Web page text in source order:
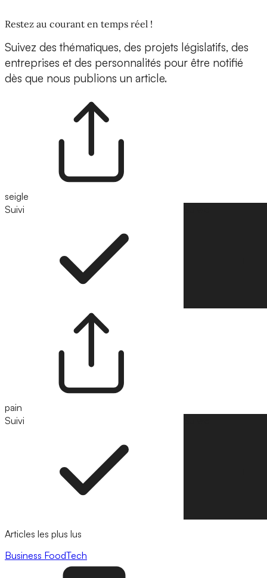
Restez au courant en temps réel !
Suivez des thématiques, des projets législatifs, des
entreprises et des personnalités pour être notifié
dès que nous publions un article.
seigle
Suivi
pain
Suivi
Articles les plus lus
Business FoodTech